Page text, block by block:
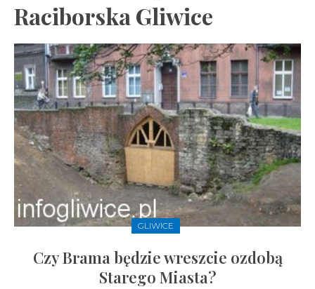
Raciborska Gliwice
GLIWICE
Czy Brama będzie wreszcie ozdobą
Starego Miasta?